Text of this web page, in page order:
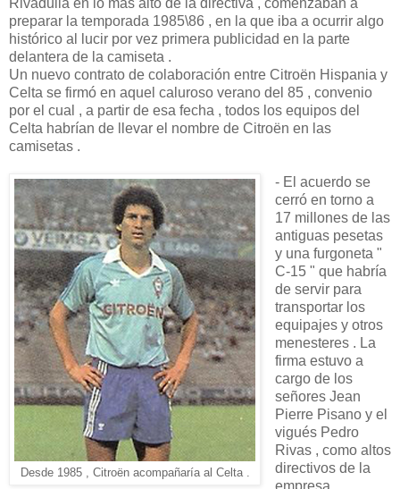
preparar la temporada 1985\86 , en la que iba a ocurrir algo
histórico al lucir por vez primera publicidad en la parte
delantera de la camiseta .
Un nuevo contrato de colaboración entre Citroën Hispania y
Celta se firmó en aquel caluroso verano del 85 , convenio
por el cual , a partir de esa fecha , todos los equipos del
Celta habrían de llevar el nombre de Citroën en las
camisetas .
Desde 1985 , Citroën acompañaría al Celta .
- El acuerdo se
cerró en torno a
17 millones de las
antiguas pesetas
y una furgoneta "
C-15 " que habría
de servir para
transportar los
equipajes y otros
menesteres . La
firma estuvo a
cargo de los
señores Jean
Pierre Pisano y el
vigués Pedro
Rivas , como altos
directivos de la
empresa